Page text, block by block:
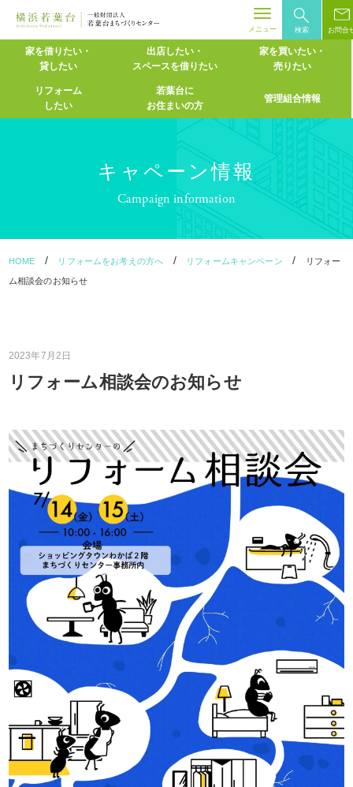
content
メニュー 検索 お問合
家を借りたい・
貸したい
出店したい・
スペースを借りたい
家を買いたい・
売りたい
リフォーム
したい
若葉台に
お住まいの方
管理組合情報
キャペーン情報
Campaign information
HOME / リフォームをお考えの方へ / リフォームキャンペーン / リフォー
ム相談会のお知らせ
2023年7月2日
リフォーム相談会のお知らせ